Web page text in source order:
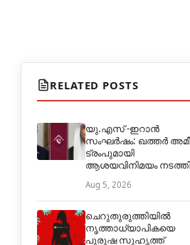
RELATED POSTS
യു.എസ് -ഇറാൻ
സംഘർഷം: ഖത്തർ
ട്രംപുമായി
ആശയവിനിമയം നടത്തി
Aug 5, 2026
ചെറുതുരുത്തിയില്‍
നൃത്താധ്യാപികയെ
പുരുഷ സുഹൃത്ത്